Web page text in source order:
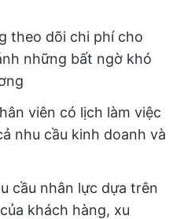
theo dõi chi phí cho
những bất ngờ khó
viên có lịch làm việc
nhu cầu kinh doanh và
cầu nhân lực dựa trên
khách hàng, xu